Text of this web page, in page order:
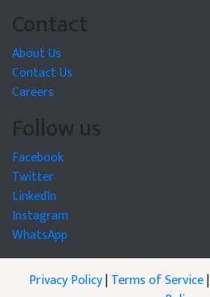
Contact
About Us
Contact Us
Careers
Follow us
Facebook
Twitter
LinkedIn
Instagram
WhatsApp
Privacy Policy|Terms of Service|